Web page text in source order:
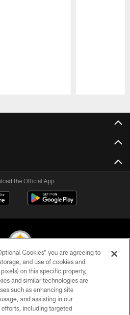
the Official App
Steelers. All Rights Reserved
POLICY
TERMS OF USE
Cookies” you are agreeing to
and use of cookies and
on this specific property,
and similar technologies are
such as enhancing site
and assisting in our
including targeted